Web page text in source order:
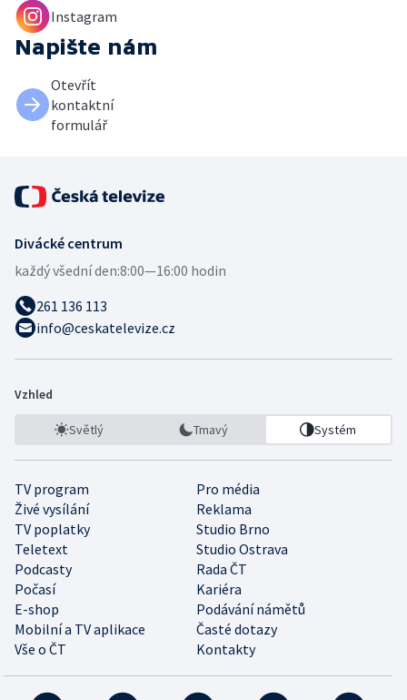
Instagram
Napište nám
Otevřít
kontaktní
formulář
Divácké centrum
každý všední den:8:00—16:00 hodin
261 136 113
info@ceskatelevize.cz
Vzhled
Světlý Tmavý Systém
TV program
Pro média
Živé vysílání
Reklama
TV poplatky
Studio Brno
Teletext
Studio Ostrava
Podcasty
Rada ČT
Počasí
Kariéra
E-shop
Podávání námětů
Mobilní a TV aplikace
Časté dotazy
Vše o ČT
Kontakty